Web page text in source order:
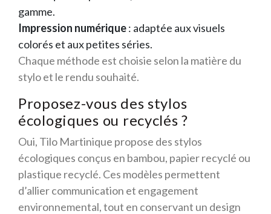
gamme.
Impression numérique: adaptée aux visuels
colorés et aux petites séries.
Chaque méthode est choisie selon la matière du
stylo et le rendu souhaité.
Proposez-vous des stylos
écologiques ou recyclés ?
Oui, Tilo Martinique propose des stylos
écologiques conçus en bambou, papier recyclé ou
plastique recyclé. Ces modèles permettent
d’allier communication et engagement
environnemental, tout en conservant un design